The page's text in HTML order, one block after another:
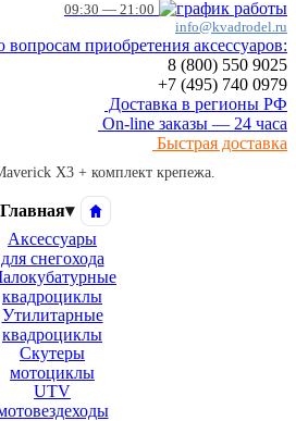
09:30 — 21:00
info@kvadrodel.ru
вопросам приобретения аксессуаров:
8 (800) 550 9025
+7 (495) 740 0979
Доставка в регионы РФ
On-line заказы — 24 часа
Быстрая доставка
X3 + комплект крепежа.
Главная▾
Аксессуары
для снегохода
квадроциклы
Утилитарные
квадроциклы
Скутеры
мотоциклы
UTV